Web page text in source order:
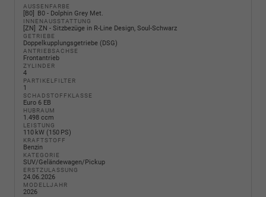
AUSSENFARBE
B0 B0 - Dolphin Grey Met.
INNENAUSSTATTUNG
ZN ZN - Sitzbezüge in R-Line Design, Soul-Schwarz
GETRIEBE
Doppelkupplungsgetriebe (DSG)
ANTRIEBSACHSE
Frontantrieb
ZYLINDER
4
PARTIKELFILTER
1
SCHADSTOFFKLASSE
Euro 6 EB
HUBRAUM
1.498 ccm
LEISTUNG
110 kW (150 PS)
KRAFTSTOFF
Benzin
KATEGORIE
SUV/Geländewagen/Pickup
ERSTZULASSUNG
24.06.2026
MODELLJAHR
2026